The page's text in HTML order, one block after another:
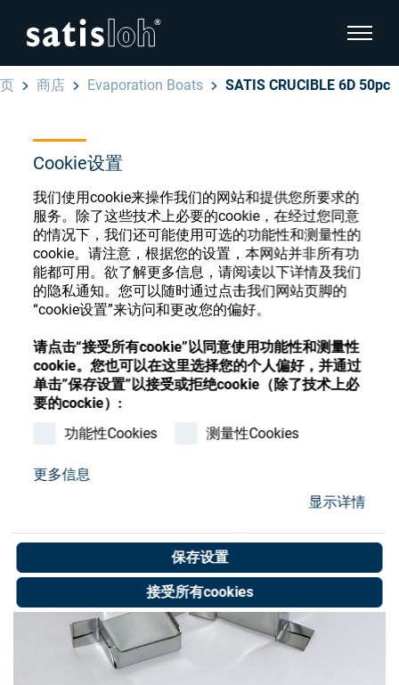
Cookie设置
我们使用cookie来操作我们的网站和提供您所要求的
服务。除了这些技术上必要的cookie，在经过您同意
的情况下，我们还可能使用可选的功能性和测量性的
cookie。请注意，根据您的设置，本网站并非所有功
能都可用。欲了解更多信息，请阅读以下详情及我们
的隐私通知。您可以随时通过点击我们网站页脚的
“cookie设置”来访问和更改您的偏好。
请点击“接受所有cookie”以同意使用功能性和测量性
cookie。您也可以在这里选择您的个人偏好，并通过
单击”保存设置”以接受或拒绝cookie（除了技术上必
要的cockie）:
功能性Cookies
测量性Cookies
更多信息
显示详情
保存设置
接受所有cookies
显示页
汉语
眼镜光学
精密光学
加入我们
Store
隐藏页面导航
English
Deutsch
Español
Français
商店 Evaporation Boats SATIS CRUCIBLE 6D 50pc
眼镜光学耗材商店
注册或登录以访问您的帐户，并了解我们的各
种眼镜光学耗材
注册 登录